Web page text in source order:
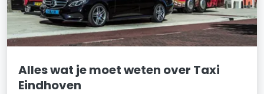
Alles wat je moet weten over Taxi
Eindhoven